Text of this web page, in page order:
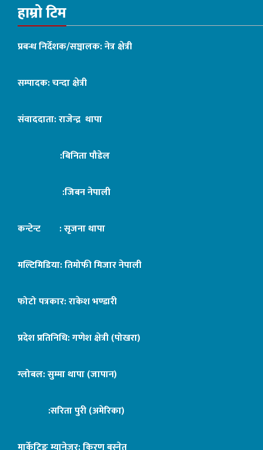
हाम्रो टिम
प्रबन्ध निर्देशक/सञ्चालक: नेत्र क्षेत्री
सम्पादक: चन्दा क्षेत्री
संवाददाता: राजेन्द्र थापा
:बिनिता पौडेल
:जिबन नेपाली
कन्टेन्ट : सृजना थापा
मल्टिमिडिया: तिमोफी मिजार नेपाली
फोटो पत्रकार: राकेश भण्डारी
प्रदेश प्रतिनिधि: गणेश क्षेत्री (पोखरा)
ग्लोबल: सुम्मा थापा (जापान)
:सरिता पुरी (अमेरिका)